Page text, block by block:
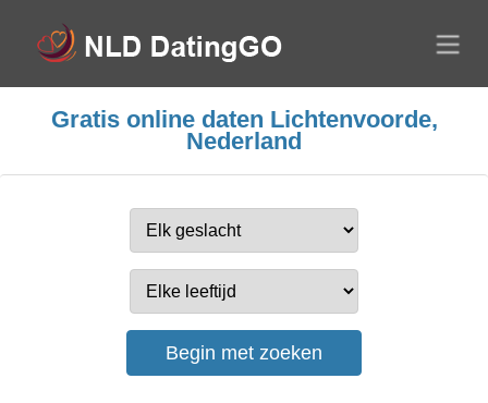
Gratis online daten Lichtenvoorde,
Nederland